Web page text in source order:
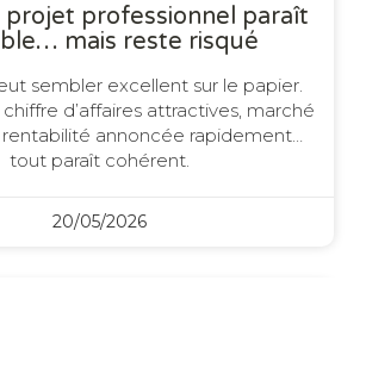
projet professionnel paraît
mais reste risqué
sembler excellent sur le papier.
d’affaires attractives, marché
annoncée rapidement…
tout paraît cohérent.
20/05/2026